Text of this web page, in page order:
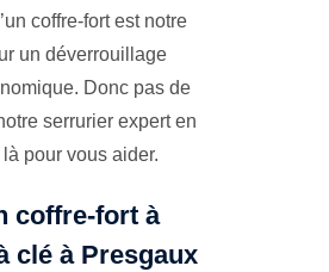
coffre-fort est notre
un déverrouillage
Donc pas de
serrurier expert en
pour vous aider.
coffre-fort à
clé à Presgaux